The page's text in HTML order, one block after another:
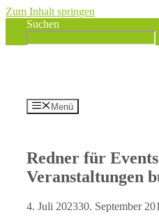
Zum Inhalt springen
Suchen
Menü
Redner für
Veranstaltungen
4. Juli 202330. September